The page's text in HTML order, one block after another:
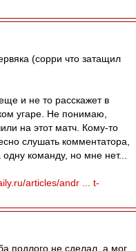
(сорри что затащил
и не то расскажет в
угаре. Не понимаю,
на этот матч. Кому-то
слушать комментатора,
команду, но мне нет...
articles/andr ... t-
подлого не сделал, а мог